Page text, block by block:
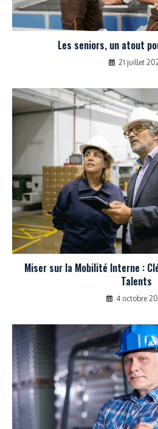
Les seniors, un atout
21 juillet
Miser sur la Mobilité Interne :
Talents
4 octobre